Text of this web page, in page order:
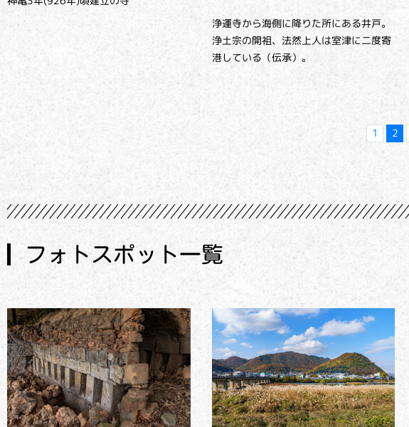
浄運寺から海側に降りた所にある井戸。
浄土宗の開祖、法然上人は室津に二度寄
港している（伝承）。
1 2
フォトスポット一覧